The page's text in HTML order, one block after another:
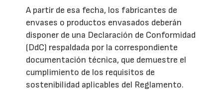
A partir de esa fecha, los fabricantes de
envases o productos envasados deberán
disponer de una Declaración de Conformidad
(DdC) respaldada por la correspondiente
documentación técnica, que demuestre el
cumplimiento de los requisitos de
sostenibilidad aplicables del Reglamento.